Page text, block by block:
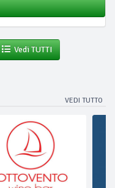
Vedi TUTTI
VEDI TUTTO